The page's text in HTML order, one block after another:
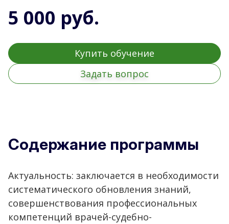
5 000 руб.
Купить обучение
Задать вопрос
Содержание программы
Актуальность: заключается в необходимости
систематического обновления знаний,
совершенствования профессиональных
компетенций врачей-судебно-